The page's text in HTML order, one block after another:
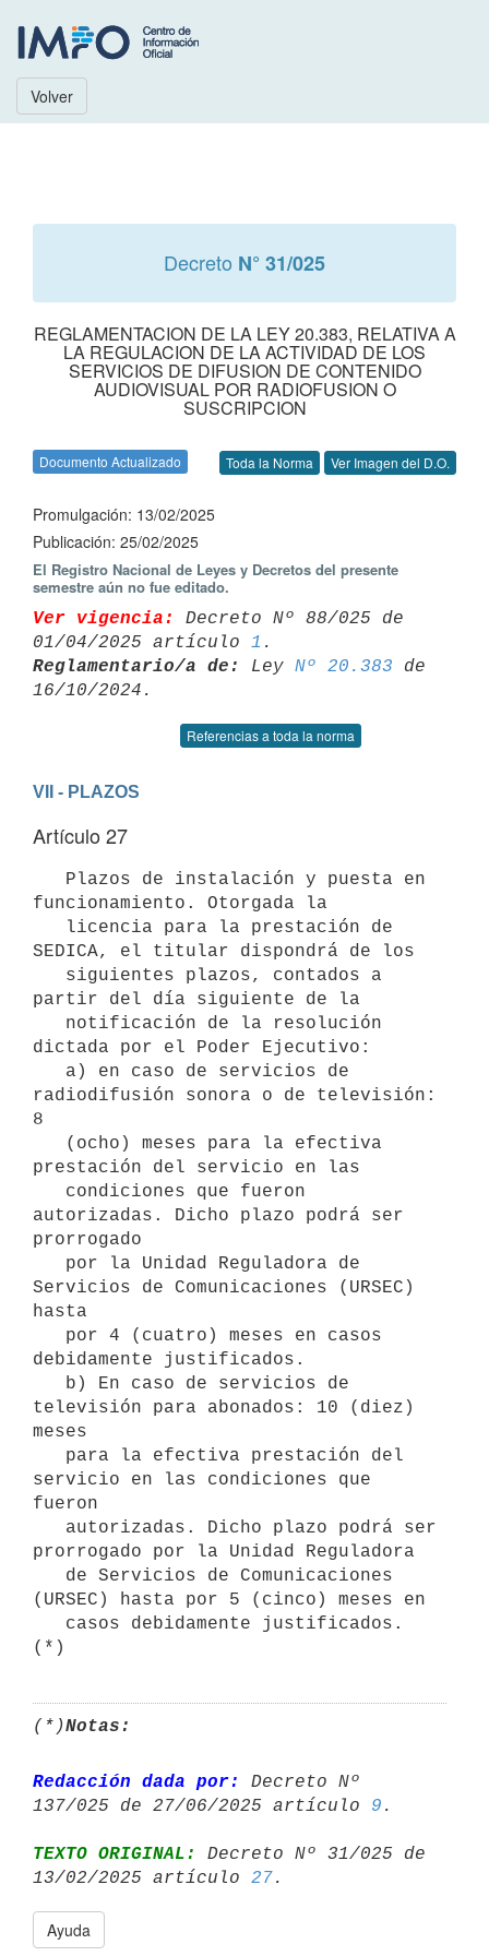
Volver
Decreto N° 31/025
REGLAMENTACION DE LA LEY 20.383, RELATIVA A
LA REGULACION DE LA ACTIVIDAD DE LOS
SERVICIOS DE DIFUSION DE CONTENIDO
AUDIOVISUAL POR RADIOFUSION O
SUSCRIPCION
Documento Actualizado Toda la Norma Ver Imagen del D.O.
Promulgación: 13/02/2025
Publicación: 25/02/2025
El Registro Nacional de Leyes y Decretos del presente
semestre aún no fue editado.
Ver vigencia:
Decreto Nº 88/025 de
01/04/2025 artículo 1
Reglamentario/a de:
Ley Nº 20.383 de
Referencias a toda la norma
VII - PLAZOS
Artículo 27
funcionamiento. Otorgada la
SEDICA, el titular dispondrá de los
partir del día siguiente de la
dictada por el Poder Ejecutivo:
radiodifusión sonora o de televisión:
8
prestación del servicio en las
autorizadas. Dicho plazo podrá ser
prorrogado
Servicios de Comunicaciones (URSEC)
hasta
debidamente justificados.
televisión para abonados: 10 (diez)
meses
servicio en las condiciones que
fueron
prorrogado por la Unidad Reguladora
(URSEC) hasta por 5 (cinco) meses en
(*)
(*)Notas:
Redacción dada por:
Decreto Nº
137/025 de 27/06/2025 artículo 9
TEXTO ORIGINAL:
Decreto Nº 31/025 de
13/02/2025 artículo 27
Ayuda